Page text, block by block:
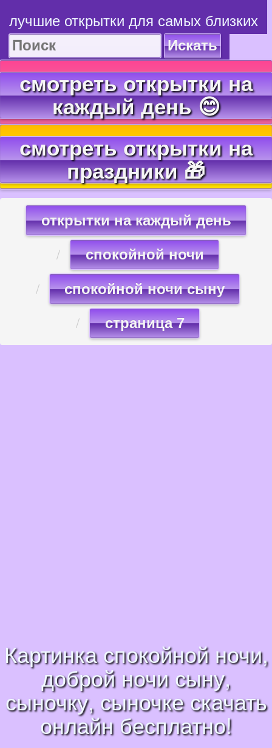
лучшие открытки для самых близких
Искать
смотреть открытки на
каждый день 😊
смотреть открытки на
праздники 🎁
открытки на каждый день
спокойной ночи
спокойной ночи сыну
страница 7
Картинка спокойной ночи,
доброй ночи сыну,
сыночку, сыночке скачать
онлайн бесплатно!